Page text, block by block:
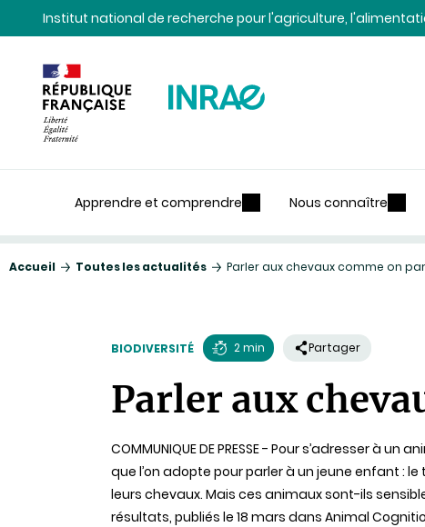
Contenu
Recherche
NavigationInstitut national de recherche pour l'agriculture,
Apprendre et comprendre Nous connaître
Accueil Toutes les actualités Parler aux chevaux comme on
BIODIVERSITÉ
de
2 min Partager
Parler aux
COMMUNIQUE DE PRESSE - Pour s’adresser
que l’on adopte pour parler à un jeune enfant :
leurs chevaux. Mais ces animaux sont-ils
résultats, publiés le 18 mars dans Animal